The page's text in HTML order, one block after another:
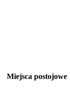
Miejsca postojowe